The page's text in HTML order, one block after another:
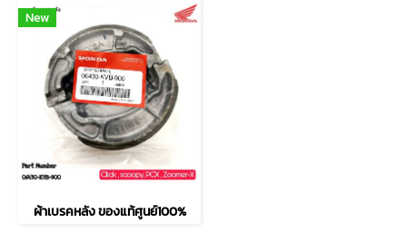
New
ผ้าเบรคหลัง ของแท้ศูนย์100%